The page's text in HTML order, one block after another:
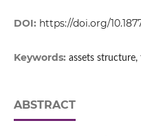
DOI: https://doi.org/
Keywords: assets
ABSTRACT